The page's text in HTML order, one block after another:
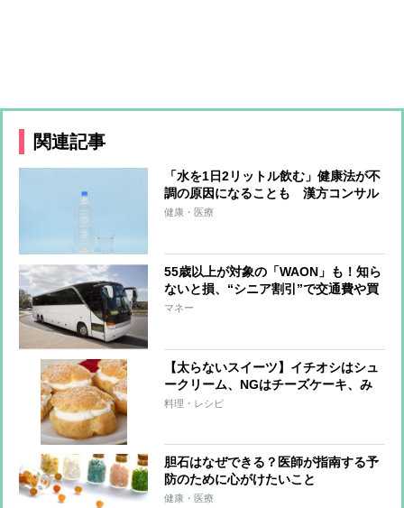
関連記事
「水を1日2リットル飲む」健康法が不
調の原因になることも 漢方コンサル
タントが語るその理由
健康・医療
55歳以上が対象の「WAON」も！知ら
ないと損、“シニア割引”で交通費や買
い物がお得に
マネー
【太らないスイーツ】イチオシはシュ
ークリーム、NGはチーズケーキ、み
たらし団子
料理・レシピ
胆石はなぜできる？医師が指南する予
防のために心がけたいこと
健康・医療